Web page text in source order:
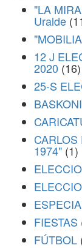
"LA
Uralde
12 J
2020 (16)
25-S
1974" (1)
FIESTAS
FÚTBOL